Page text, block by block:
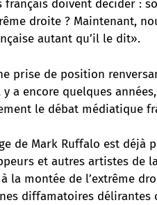
français doivent décider :
droite ? Maintenant,
autant qu’il le dit».
prise de position
a encore quelques
le débat médiatique
de Mark Ruffalo est déjà
et autres artistes de
la montée de l’extrême
diffamatoires délirantes